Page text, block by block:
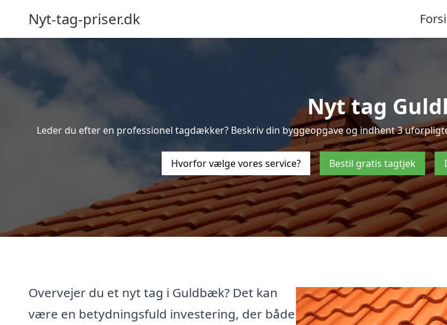
Nyt-tag-priser.dk
Nyt tag
Leder du efter en professionel tagdækker? Beskriv din byggeopgave og indhent 3
Hvorfor vælge vores service? Bestil gratis tagtjek
Overvejer du et nyt tag i Guldbæk? Det kan
være en betydningsfuld investering, der både